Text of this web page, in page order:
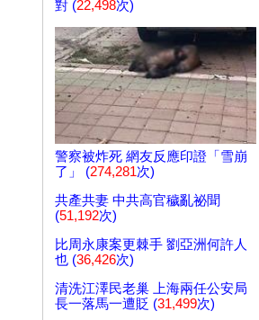
對 (22,498次)
警察被炸死 網友反應印證「雪崩
了」 (274,281次)
共產共妻 中共高官穢亂祕聞
(51,192次)
比周永康案更棘手 劉亞洲何許人
也 (36,426次)
清洗江澤民老巢 上海兩任公安局
長一落馬一遭貶 (31,499次)